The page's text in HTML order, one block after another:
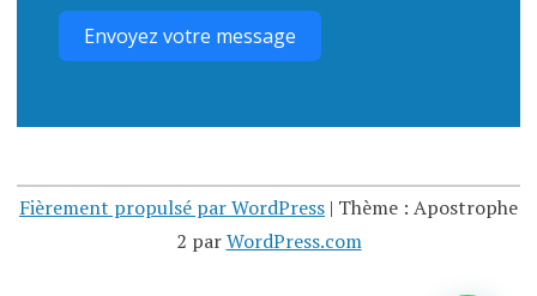
Envoyez votre message
Fièrement propulsé par WordPress | Thème : Apostrophe
2 parWordPress.com